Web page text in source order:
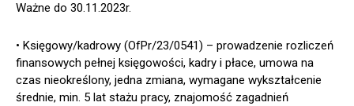
Ważne do 30.11.2023r.
• Księgowy/kadrowy (OfPr/23/0541) – prowadzenie rozliczeń
finansowych pełnej księgowości, kadry i płace, umowa na
czas nieokreślony, jedna zmiana, wymagane wykształcenie
średnie, min. 5 lat stażu pracy, znajomość zagadnień